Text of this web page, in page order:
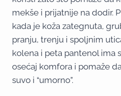
mekše i prijatnije na dodir.
kada je koža zategnuta,
pranju, trenju i spoljnim
kolena i peta pantenol ima
osećaj komfora i pomaže
suvo i “umorno”.